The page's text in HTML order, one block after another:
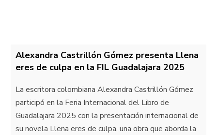
Alexandra Castrillón Gómez presenta Llena
eres de culpa en la FIL Guadalajara 2025
La escritora colombiana Alexandra Castrillón Gómez
participó en la Feria Internacional del Libro de
Guadalajara 2025 con la presentación internacional de
su novela Llena eres de culpa, una obra que aborda la